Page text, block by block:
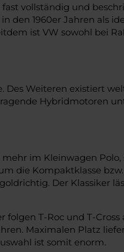
vollständig und
1960er Jahren als
ist VW sowohl bei
Weiteren existiert
Hybridmotoren
im Kleinwagen
Kompaktklasse bzw.
Der Klassiker
T-Roc und T-
Maximalen Platz
ist somit enorm.